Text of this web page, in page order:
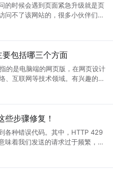
现： 1.你的网速过慢，网页代
，当然就错误了。请刷新。 2.
键点击桌面IE浏览器，选择属
钮，选择全部删除，并且点击删
，导致错误。 你可以多刷新，或
这个网站是个大网站，不会出现
会出现一点小问题..请不用担
升级也是为了更好的保证用户访
能，服务器软件功能会随着版本的
访问需求的时候也会及时升级提
务器在尝试访问网站时无法从上游
错误代码。 502错误代码通常
备导致的，而不是由您的计算机
自己的网络连接做些有限的调整，
请求通过代理服务器到达上游服
这可能是因为服务器正在忙于处理
不完整。如果代理服务器无法从
果代理服务器或网关未得到正确
取响应。 3、网络连接问题
中断的干扰，则可能导致您的请求
这会导致错误代码502的出现。
页面 首先尝试刷新网页。因
时候会遇到页面紧急升级就是页
问不了该网站的，很多小伙伴们搞
道网页升级访问原因?其实这种
访问是什么意思? 所谓的网页
过程中会出现各种问题的，网页建
度，让大家后续访问过程中更加顺
个网站的站长都是希望把自己
以后网站的后台服务器可能无法接
于网络技术的发展以及网络服
性、功能与用户体验上的缺陷，为
。 3、 现在的网络发展很快，
包括哪三个方面
是电脑端的网页版，在网页设计
、互联网等技术领域。有兴趣的小
端指的是什么意思？ “Web
用、在线商店、社交媒体平台、
Edge等）在用户的计算
一是它的跨平台性，因为用户只需
和使用。 这意味着无论是在桌
能手机上，只需打开浏览器并输入
步骤修复！
种错误代码。其中，HTTP 429
味着我们发送的请求过于频繁，服
429错误?HTTP 429错误如何修